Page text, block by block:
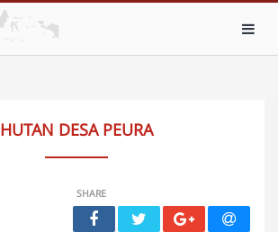
HUTAN DESA PEURA
SHARE